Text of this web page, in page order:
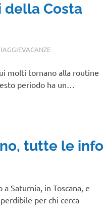
della Costa
molti tornano alla routine
periodo ha un…
tutte le info
Saturnia, in Toscana, e
per chi cerca